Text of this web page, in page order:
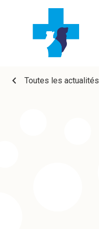
chevron_left Toutes les actualités